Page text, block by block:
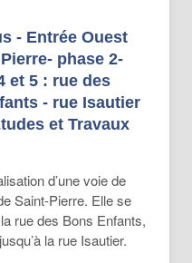
- Entrée Ouest
phase 2-
et 5 : rue des
- rue Isautier
et Travaux
d’une voie de
Saint-Pierre. Elle se
rue des Bons Enfants,
la rue Isautier.